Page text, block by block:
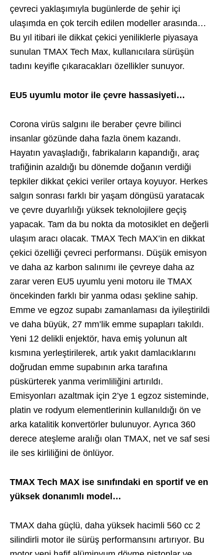
çevreci yaklaşımıyla bugünlerde de şehir içi
ulaşımda en çok tercih edilen modeller arasında…
Bu yıl itibari ile dikkat çekici yeniliklerle piyasaya
sunulan TMAX Tech Max, kullanıcılara sürüşün
tadını keyifle çıkaracakları özellikler sunuyor.
EU5 uyumlu motor ile çevre hassasiyeti…
Corona virüs salgını ile beraber çevre bilinci
insanlar gözünde daha fazla önem kazandı.
Hayatın yavaşladığı, fabrikaların kapandığı, araç
trafiğinin azaldığı bu dönemde doğanın verdiği
tepkiler dikkat çekici veriler ortaya koyuyor. Herkes
salgın sonrası farklı bir yaşam döngüsü yaratacak
ve çevre duyarlılığı yüksek teknolojilere geçiş
yapacak. Tam da bu nokta da motosiklet en değerli
ulaşım aracı olacak. TMAX Tech MAX’in en dikkat
çekici özelliği çevreci performansı. Düşük emisyon
ve daha az karbon salınımı ile çevreye daha az
zarar veren EU5 uyumlu yeni motoru ile TMAX
öncekinden farklı bir yanma odası şekline sahip.
Emme ve egzoz supabı zamanlaması da iyileştirildi
ve daha büyük, 27 mm’lik emme supapları takıldı.
Yeni 12 delikli enjektör, hava emiş yolunun alt
kısmına yerleştirilerek, artık yakıt damlacıklarını
doğrudan emme supabının arka tarafına
püskürterek yanma verimliliğini artırıldı.
Emisyonları azaltmak için 2’ye 1 egzoz sisteminde,
platin ve rodyum elementlerinin kullanıldığı ön ve
arka katalitik konvertörler bulunuyor. Ayrıca 360
derece ateşleme aralığı olan TMAX, net ve saf sesi
ile ses kirliliğini de önlüyor.
TMAX Tech MAX ise sınıfındaki en sportif ve en
yüksek donanımlı model…
TMAX daha güçlü, daha yüksek hacimli 560 cc 2
silindirli motor ile sürüş performansını artırıyor. Bu